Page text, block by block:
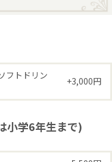
フトドリン
+3,000円
小学6年生まで)